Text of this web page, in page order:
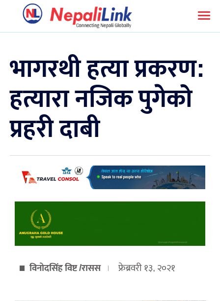
भागरथी हत्या प्रकरण:
हत्यारा नजिक पुगेको
प्रहरी दाबी
विनोदसिंह विष्ट /रासस फ्रेब्रवरी १३, २०२१